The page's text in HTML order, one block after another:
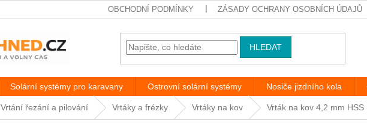
OBCHODNÍ PODMÍNKY ZÁSADY OCHRANY OSOBNÍCH ÚDAJŮ
HLEDAT
Solární systémy pro karavany Ostrovní solární systémy Nosiče jizdního kola
Vrtání řezání a pilování Vrtáky a frézky Vrtáky na kov Vrták na kov 4,2 mm HSS